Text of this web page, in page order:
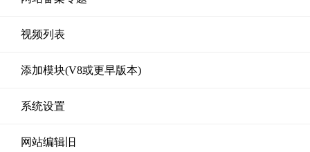
视频列表
添加模块(V8或更早版本)
系统设置
网站编辑旧